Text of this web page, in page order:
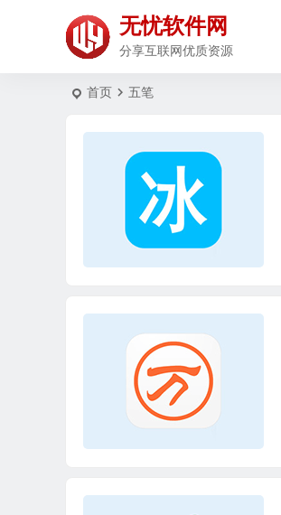
无忧软件网
分享互联网优质资源
首页 五笔